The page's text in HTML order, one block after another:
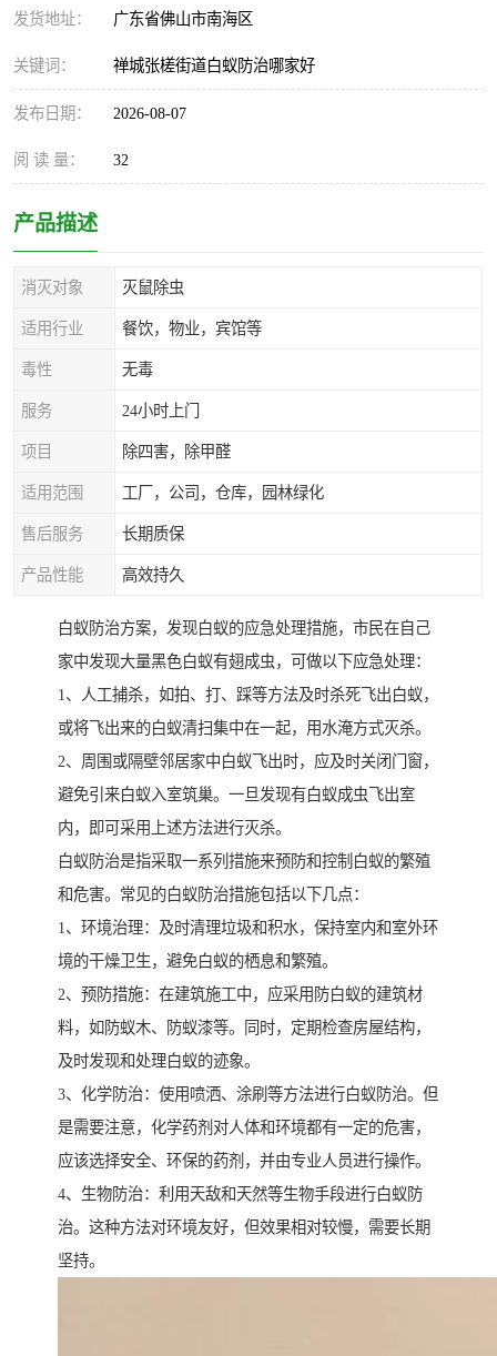
发货地址： 广东省佛山市南海区
关键词： 禅城张槎街道白蚁防治哪家好
发布日期： 2026-08-07
阅 读 量： 32
产品描述
消灭对象 灭鼠除虫
适用行业 餐饮，物业，宾馆等
毒性 无毒
服务 24小时上门
项目 除四害，除甲醛
适用范围 工厂，公司，仓库，园林绿化
售后服务 长期质保
产品性能 高效持久
白蚁防治方案，发现白蚁的应急处理措施，市民在自己
家中发现大量黑色白蚁有翅成虫，可做以下应急处理：
1、人工捕杀，如拍、打、踩等方法及时杀死飞出白蚁，
或将飞出来的白蚁清扫集中在一起，用水淹方式灭杀。
2、周围或隔壁邻居家中白蚁飞出时，应及时关闭门窗，
避免引来白蚁入室筑巢。一旦发现有白蚁成虫飞出室
内，即可采用上述方法进行灭杀。
白蚁防治是指采取一系列措施来预防和控制白蚁的繁殖
和危害。常见的白蚁防治措施包括以下几点：
1、环境治理：及时清理垃圾和积水，保持室内和室外环
境的干燥卫生，避免白蚁的栖息和繁殖。
2、预防措施：在建筑施工中，应采用防白蚁的建筑材
料，如防蚁木、防蚁漆等。同时，定期检查房屋结构，
及时发现和处理白蚁的迹象。
3、化学防治：使用喷洒、涂刷等方法进行白蚁防治。但
是需要注意，化学药剂对人体和环境都有一定的危害，
应该选择安全、环保的药剂，并由专业人员进行操作。
4、生物防治：利用天敌和天然等生物手段进行白蚁防
治。这种方法对环境友好，但效果相对较慢，需要长期
坚持。